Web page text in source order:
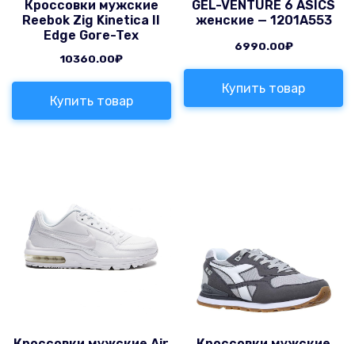
Кроссовки мужские
Reebok Zig Kinetica II
Edge Gore-Tex
10360.00₽
Купить товар
GEL-VENTURE 6 ASICS
женские — 1201A553
6990.00₽
Купить товар